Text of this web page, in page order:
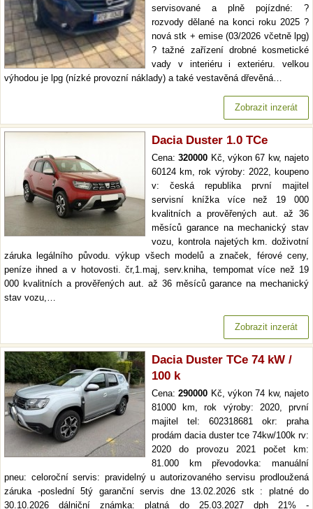
servisované a plně pojízdné: ?
rozvody dělané na konci roku 2025 ?
nová stk + emise (03/2026 včetně lpg)
? tažné zařízení drobné kosmetické
vady v interiéru i exteriéru. velkou
výhodou je lpg (nízké provozní náklady) a také vestavěná dřevěná…
Zobrazit inzerát
Dacia Duster 1.0 TCe
Cena:320000 Kč, výkon 67 kw, najeto
60124 km, rok výroby: 2022, koupeno
v: česká republika první majitel
servisní knížka více než 19 000
kvalitních a prověřených aut. až 36
měsíců garance na mechanický stav
vozu, kontrola najetých km. doživotní
záruka legálního původu. výkup všech modelů a značek, férové ceny,
peníze ihned a v hotovosti. čr,1.maj, serv.kniha, tempomat více než 19
000 kvalitních a prověřených aut. až 36 měsíců garance na mechanický
stav vozu,…
Zobrazit inzerát
Dacia Duster TCe 74 kW /
100 k
Cena:290000 Kč, výkon 74 kw, najeto
81000 km, rok výroby: 2020, první
majitel tel: 602318681 okr: praha
prodám dacia duster tce 74kw/100k rv:
2020 do provozu 2021 počet km:
81.000 km převodovka: manuální
pneu: celoroční servis: pravidelný u autorizovaného servisu prodloužená
záruka -poslední 5tý garanční servis dne 13.02.2026 stk : platné do
30.10.2026 dálniční známka: platná do 25.03.2027 dph 21% -